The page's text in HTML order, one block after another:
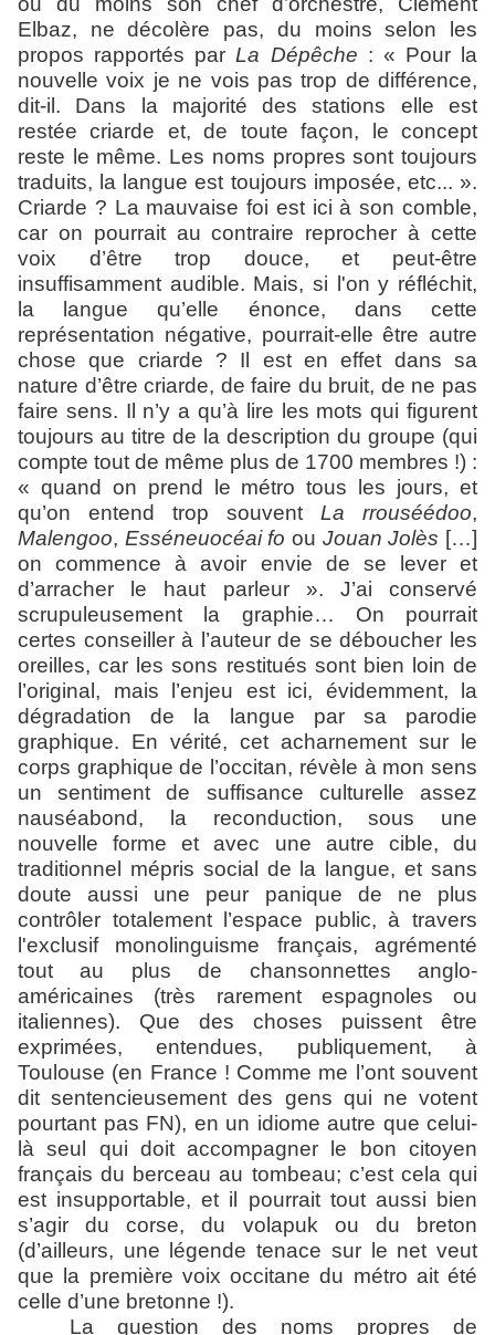
Elbaz, ne décolère pas, du moins selon les
propos rapportés parLa Dépêche : « Pour la
nouvelle voix je ne vois pas trop de différence,
dit-il. Dans la majorité des stations elle est
restée criarde et, de toute façon, le concept
reste le même. Les noms propres sont toujours
traduits, la langue est toujours imposée, etc... ».
Criarde ? La mauvaise foi est ici à son comble,
car on pourrait au contraire reprocher à cette
voix d’être trop douce, et peut-être
insuffisamment audible. Mais, si l'on y réfléchit,
la langue qu’elle énonce, dans cette
représentation négative, pourrait-elle être autre
chose que criarde ? Il est en effet dans sa
nature d’être criarde, de faire du bruit, de ne pas
faire sens. Il n’y a qu’à lire les mots qui figurent
toujours au titre de la description du groupe (qui
compte tout de même plus de 1700 membres !) :
« quand on prend le métro tous les jours, et
qu’on entend trop souvent La rrouséédoo,
Malengoo, Esséneuocéai fo ou Jouan Jolès […]
on commence à avoir envie de se lever et
d’arracher le haut parleur ». J’ai conservé
scrupuleusement la graphie… On pourrait
certes conseiller à l’auteur de se déboucher les
oreilles, car les sons restitués sont bien loin de
l’original, mais l’enjeu est ici, évidemment, la
dégradation de la langue par sa parodie
graphique. En vérité, cet acharnement sur le
corps graphique de l’occitan, révèle à mon sens
un sentiment de suffisance culturelle assez
nauséabond, la reconduction, sous une
nouvelle forme et avec une autre cible, du
traditionnel mépris social de la langue, et sans
doute aussi une peur panique de ne plus
contrôler totalementl’espace public, à travers
'exclusifmonolinguisme français, agrémenté
tout au plus de chansonnettes anglo-
américaines (très rarement espagnoles ou
italiennes). Que des choses puissent être
exprimées, entendues, publiquement, à
Toulouse (en France ! Comme me l’ont souvent
dit sentencieusement des gens qui ne votent
pourtant pas FN), en un idiome autre que celui-
là seul qui doit accompagner le bon citoyen
français du berceau au tombeau; c’est cela qui
est insupportable, et il pourrait tout aussi bien
s’agir du corse, du volapuk ou du breton
(d’ailleurs, une légende tenace sur le net veut
que la première voix occitane du métro ait été
celle d’une bretonne !).
La question des noms propres de